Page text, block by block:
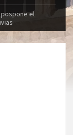
pospone el